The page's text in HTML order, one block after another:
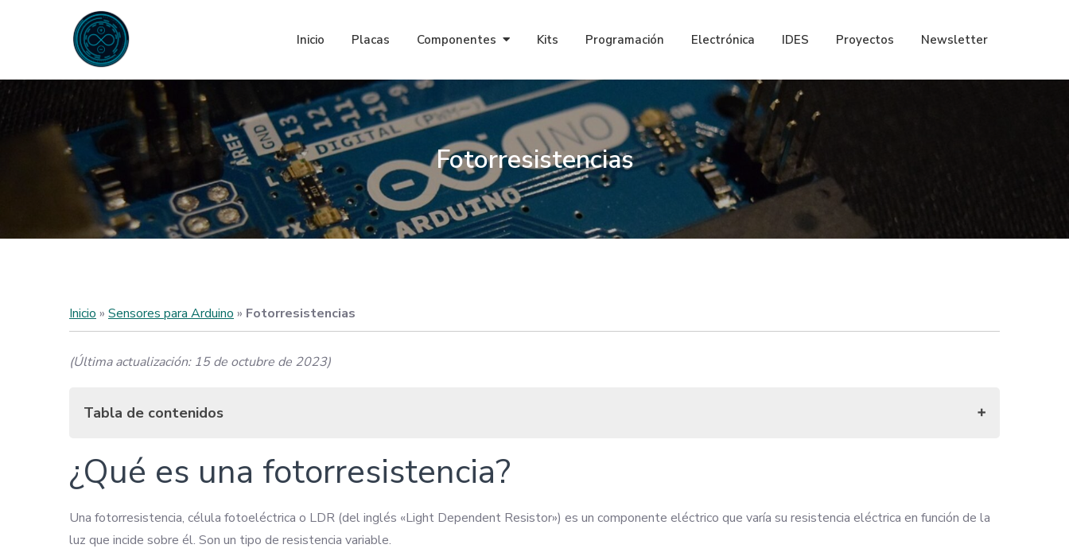
El límite está en tu imaginaciónInicio Placas Componentes Kits Programación Electrónica IDES Proyectos Newsletter
Fotorresistencias
Inicio » Sensores para Arduino » Fotorresistencias
(Última actualización: 15 de octubre de 2023)
Tabla de contenidos
¿Para que sirve una fotorresistencia?
¿Cómo funciona una fotorresistencia?
¿Cuántos ohmios tiene una fotorresistencia?
¿Cómo conectar una fotorresistencia con Arduino?
¿Qué es una fotorresistencia?
Una fotorresistencia, célula fotoeléctrica o LDR (del inglés «Light Dependent Resistor») es un componente eléctrico que varía su resistencia eléctrica en función de la
luz que incide sobre él. Son un tipo de resistencia variable.